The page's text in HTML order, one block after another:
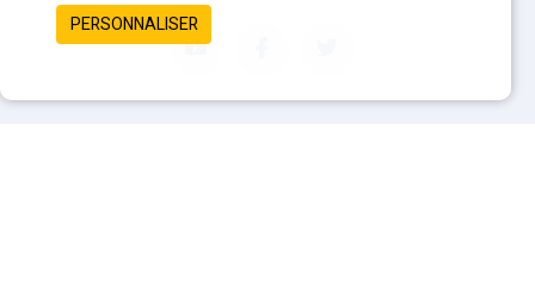
PERSONNALISER